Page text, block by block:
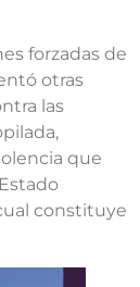
forzadas de
otras
las
que
constituye